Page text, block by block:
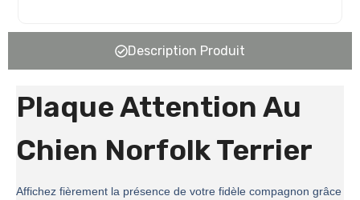
Description Produit
Plaque Attention Au
Chien Norfolk Terrier
Affichez fièrement la présence de votre fidèle compagnon grâce